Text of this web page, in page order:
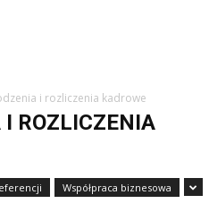
i rozliczenia kadrowe
ROZLICZENIA
Współpraca biznesowa